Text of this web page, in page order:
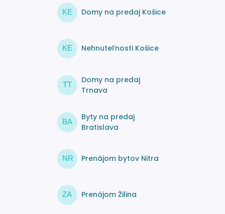
KE Domy na predaj Košice
KE Nehnuteľnosti Košice
TT
Domy na predaj
Trnava
BA
Byty na predaj
Bratislava
NR Prenájom bytov Nitra
ZA Prenájom Žilina